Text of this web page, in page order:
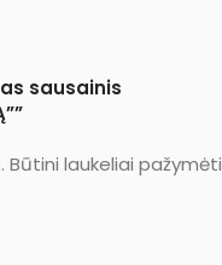
sausainis
Būtini laukeliai pažymėti